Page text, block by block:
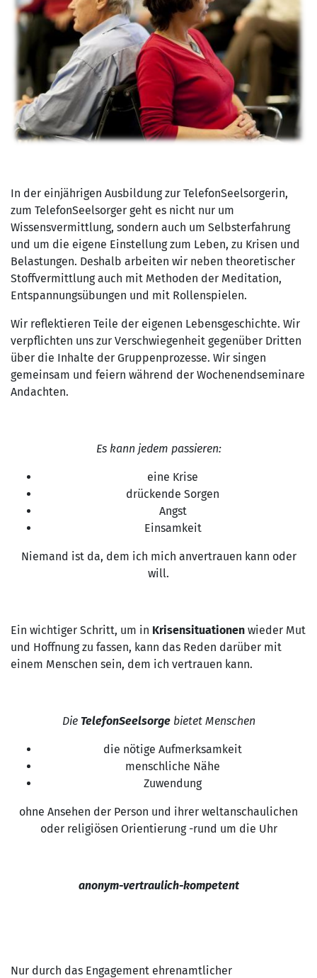
In der einjährigen Ausbildung zur TelefonSeelsorgerin,
zum TelefonSeelsorger geht es nicht nur um
Wissensvermittlung, sondern auch um Selbsterfahrung
und um die eigene Einstellung zum Leben, zu Krisen und
Belastungen. Deshalb arbeiten wir neben theoretischer
Stoffvermittlung auch mit Methoden der Meditation,
Entspannungsübungen und mit Rollenspielen.
Wir reflektieren Teile der eigenen Lebensgeschichte. Wir
verpflichten uns zur Verschwiegenheit gegenüber Dritten
über die Inhalte der Gruppenprozesse. Wir singen
gemeinsam und feiern während der Wochenendseminare
Andachten.
Es kann jedem passieren:
eine Krise
drückende Sorgen
Angst
Einsamkeit
Niemand ist da, dem ich mich anvertrauen kann oder
will.
Ein wichtiger Schritt, um in Krisensituationen wieder Mut
und Hoffnung zu fassen, kann das Reden darüber mit
einem Menschen sein, dem ich vertrauen kann.
Die TelefonSeelsorge bietet Menschen
die nötige Aufmerksamkeit
menschliche Nähe
Zuwendung
ohne Ansehen der Person und ihrer weltanschaulichen
oder religiösen Orientierung -rund um die Uhr
anonym-vertraulich-kompetent
Nur durch das Engagement ehrenamtlicher